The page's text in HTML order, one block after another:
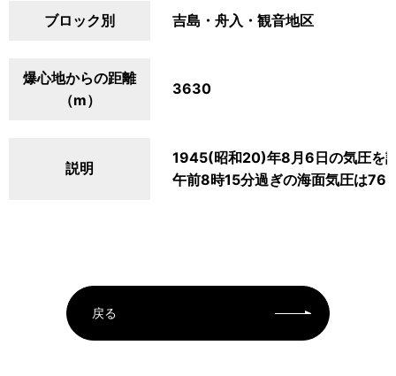
ブロック別 吉島・舟入・観音地区
爆心地からの距離
（m）
3630
説明
1945(昭和20)年8月6日の気圧を
午前8時15分過ぎの海面気圧は
戻る